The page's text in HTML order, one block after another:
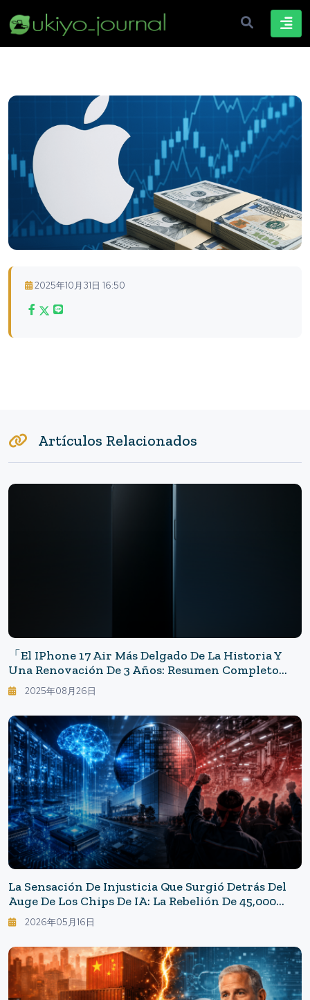
2025年10月31日 16:50
Artículos Relacionados
「El IPhone 17 Air Más Delgado De La Historia Y
Una Renovación De 3 Años: Resumen Completo
Antes Del Evento De Otoño De Apple」
2025年08月26日
La Sensación De Injusticia Que Surgió Detrás Del
Auge De Los Chips De IA: La Rebelión De 45,000
Miembros Del Sindicato De Samsung
2026年05月16日